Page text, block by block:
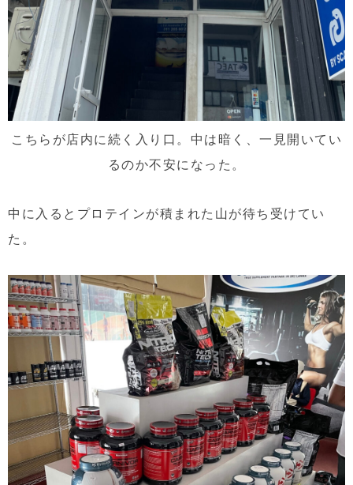
こちらが店内に続く入り口。中は暗く、一見開いてい
るのか不安になった。
中に入るとプロテインが積まれた山が待ち受けてい
た。